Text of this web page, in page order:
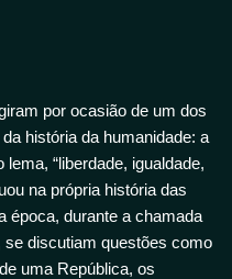
por ocasião de um dos
história da humanidade: a
lema, “liberdade, igualdade,
na própria história das
época, durante a chamada
discutiam questões como
uma República, os